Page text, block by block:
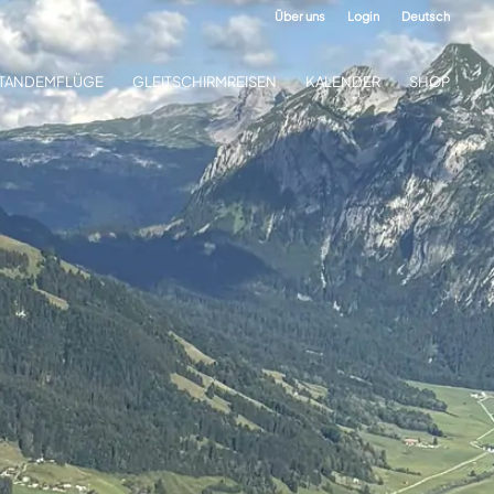
Über uns Login Deutsch
GLEITSCHIRMREISEN KALENDER SHOP